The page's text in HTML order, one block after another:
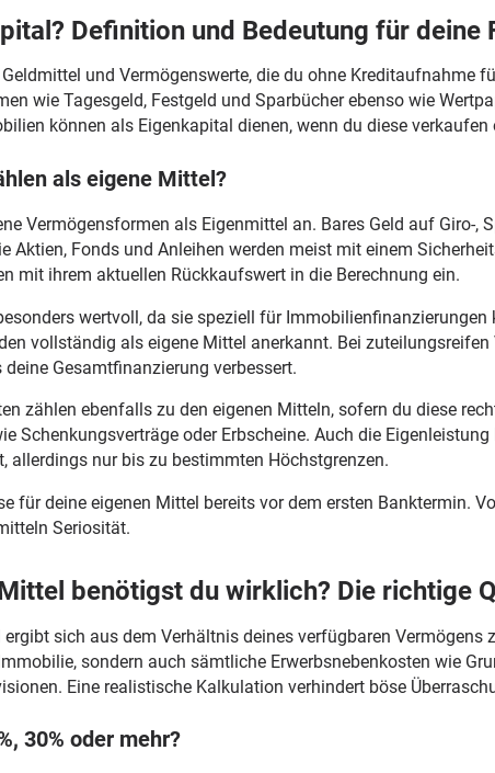
Definition und Bedeutung für deine
und Vermögenswerte, die du ohne Kreditaufnahme
wie Tagesgeld, Festgeld und Sparbücher ebenso wie
können als Eigenkapital dienen, wenn du diese verkaufen
als eigene Mittel?
Vermögensformen als Eigenmittel an. Bares Geld auf Giro-,
Aktien, Fonds und Anleihen werden meist mit einem
mit ihrem aktuellen Rückkaufswert in die Berechnung ein.
wertvoll, da sie speziell für
vollständig als eigene Mittel anerkannt. Bei
Gesamtfinanzierung verbessert.
zählen ebenfalls zu den eigenen Mitteln, sofern du diese
Schenkungsverträge oder Erbscheine. Auch die
allerdings nur bis zu bestimmten Höchstgrenzen.
für deine eigenen Mittel bereits vor dem ersten Banktermin.
Seriosität.
benötigst du wirklich? Die richtige
ergibt sich aus dem Verhältnis deines verfügbaren
sondern auch sämtliche Erwerbsnebenkosten wie
Eine realistische Kalkulation verhindert böse
30% oder mehr?